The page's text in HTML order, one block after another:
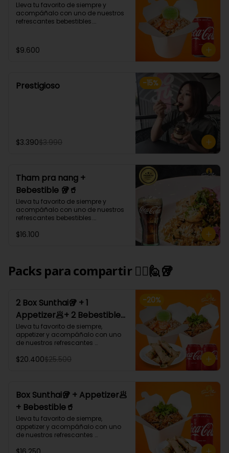
Lleva tu favorito de siempre y
acompáñalo con uno de nuestros
refrescantes bebestibles.
SALSA AGRIDULCE, LIMA Y MANÍ.
(Debes elegir tu proteina 🤩)
$9.600
-15%
Prestigioso
$3.390$3.990
Tham pra nang +
Bebestible 🥡🥤
Lleva tu favorito de siempre y
acompáñalo con uno de nuestros
refrescantes bebestibles.
cremoso al coco curry
$16.100
Packs para compartir 🙋‍♀️🙋🥡
-20%
2 Box Sunthai🥡 + 1
Appetizer🥟+ 2 Bebestible
🥤 (Para 2 personas)
Lleva tu favorito de siempre,
appetizer y acompáñalo con uno
de nuestros refrescantes
¡Puedes armar tu platillo con las
$20.400$25.500
Box Sunthai🥡 + Appetizer🥟
+ Bebestible🥤
Lleva tu favorito de siempre,
appetizer y acompáñalo con uno
de nuestros refrescantes
¡Puedes armar tu platillo con las